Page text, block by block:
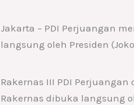
Jakarta – PDI Perjuangan
langsung oleh Presiden
Rakernas III PDI
Rakernas dibuka langsung